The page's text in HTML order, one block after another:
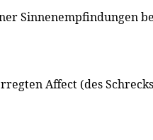
Sinnenempfindungen
Affect (des